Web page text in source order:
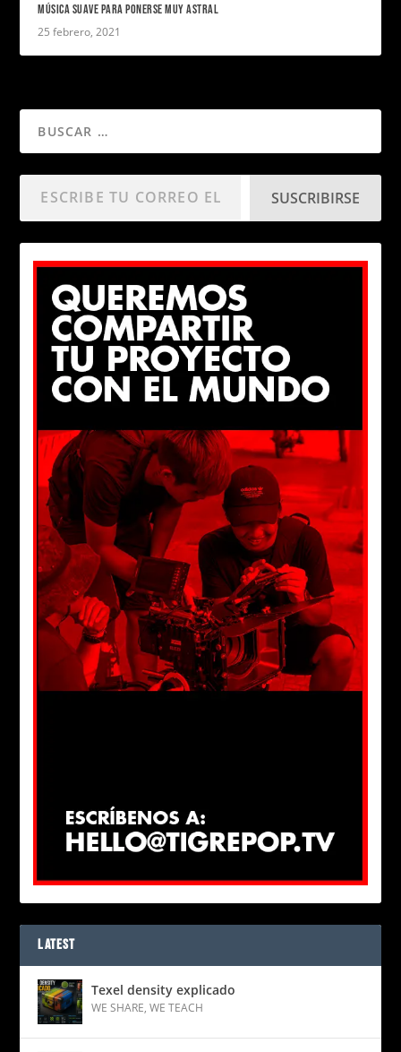
MÚSICA SUAVE PARA PONERSE MUY ASTRAL
25 febrero, 2021
SUSCRIBIRSE
LATEST
Texel density explicado
WE SHARE,WE TEACH